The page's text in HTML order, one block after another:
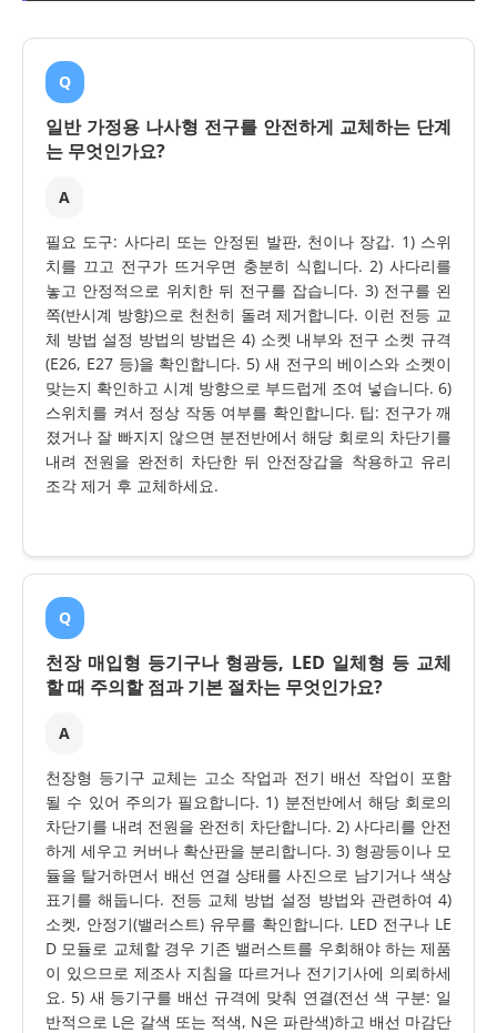
Q
일반 가정용 나사형 전구를 안전하게 교체하는 단계
는 무엇인가요?
A
필요 도구: 사다리 또는 안정된 발판, 천이나 장갑. 1) 스위
치를 끄고 전구가 뜨거우면 충분히 식힙니다. 2) 사다리를
놓고 안정적으로 위치한 뒤 전구를 잡습니다. 3) 전구를 왼
쪽(반시계 방향)으로 천천히 돌려 제거합니다. 이런 전등 교
체 방법 설정 방법의 방법은 4) 소켓 내부와 전구 소켓 규격
(E26, E27 등)을 확인합니다. 5) 새 전구의 베이스와 소켓이
맞는지 확인하고 시계 방향으로 부드럽게 조여 넣습니다. 6)
스위치를 켜서 정상 작동 여부를 확인합니다. 팁: 전구가 깨
졌거나 잘 빠지지 않으면 분전반에서 해당 회로의 차단기를
내려 전원을 완전히 차단한 뒤 안전장갑을 착용하고 유리
조각 제거 후 교체하세요.
Q
천장 매입형 등기구나 형광등, LED 일체형 등 교체
할 때 주의할 점과 기본 절차는 무엇인가요?
A
천장형 등기구 교체는 고소 작업과 전기 배선 작업이 포함
될 수 있어 주의가 필요합니다. 1) 분전반에서 해당 회로의
차단기를 내려 전원을 완전히 차단합니다. 2) 사다리를 안전
하게 세우고 커버나 확산판을 분리합니다. 3) 형광등이나 모
듈을 탈거하면서 배선 연결 상태를 사진으로 남기거나 색상
표기를 해둡니다. 전등 교체 방법 설정 방법와 관련하여 4)
소켓, 안정기(밸러스트) 유무를 확인합니다. LED 전구나 LE
D 모듈로 교체할 경우 기존 밸러스트를 우회해야 하는 제품
이 있으므로 제조사 지침을 따르거나 전기기사에 의뢰하세
요. 5) 새 등기구를 배선 규격에 맞춰 연결(전선 색 구분: 일
반적으로 L은 갈색 또는 적색, N은 파란색)하고 배선 마감단